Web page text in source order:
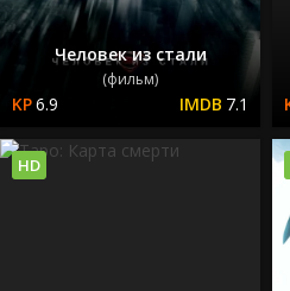
Человек из стали
(фильм)
6.9 7.1
HD